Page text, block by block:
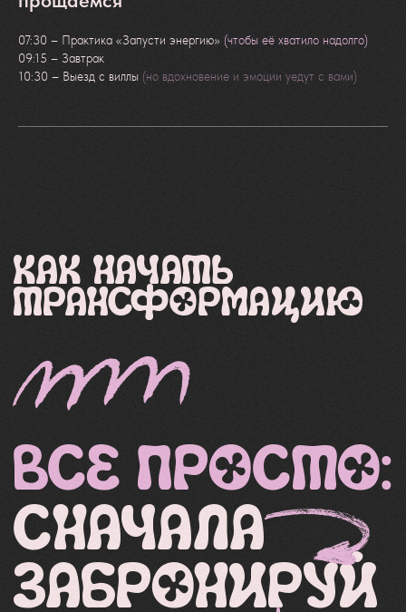
07:30 – Практика «Запусти энергию» (чтобы её хватило надолго)
09:15 – Завтрак
10:30 – Выезд с виллы (но вдохновение и эмоции уедут с вами)
Осознанность и
внутренний покой